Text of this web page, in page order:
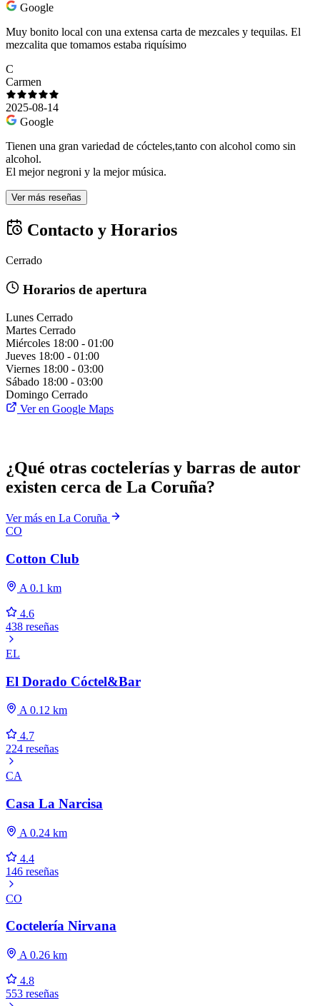
Google
Muy bonito local con una extensa carta de mezcales y tequilas. El
mezcalita que tomamos estaba riquísimo
C
Carmen
2025-08-14
Google
Tienen una gran variedad de cócteles,tanto con alcohol como sin
alcohol.
El mejor negroni y la mejor música.
Ver más reseñas
Contacto y Horarios
Cerrado
Horarios de apertura
Lunes Cerrado
Martes Cerrado
Miércoles 18:00 - 01:00
Jueves 18:00 - 01:00
Viernes 18:00 - 03:00
Sábado 18:00 - 03:00
Domingo Cerrado
Ver en Google Maps
¿Qué otras coctelerías y barras de autor
existen cerca de La Coruña?
Ver más en La Coruña
CO
Cotton Club
A 0.1 km
4.6
438 reseñas
EL
El Dorado Cóctel&Bar
A 0.12 km
4.7
224 reseñas
CA
Casa La Narcisa
A 0.24 km
4.4
146 reseñas
CO
Coctelería Nirvana
A 0.26 km
4.8
553 reseñas